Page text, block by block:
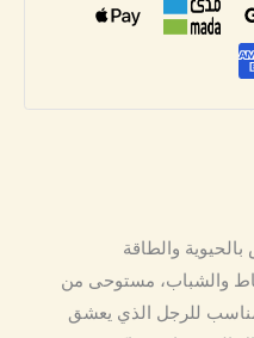
والشباب، مستوحى من
للرجل الذي يعشق